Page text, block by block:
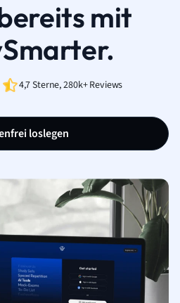
mit
4,7 Sterne, 280k+ Reviews
loslegen